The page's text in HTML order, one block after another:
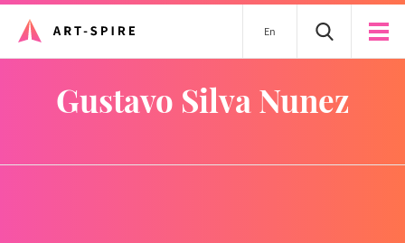
En
Gustavo Silva Nunez